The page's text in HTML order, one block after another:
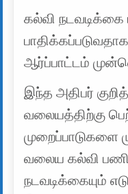
கல்வி நடவடிக்கை
ஆர்ப்பாட்டம்
இந்த அதிபர்
வலையத்திற்கு
வலைய கல்வி
நடவடிக்கையும்